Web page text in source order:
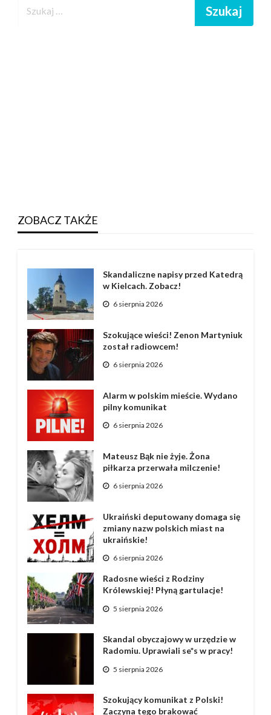
ZOBACZ TAKŻE
Skandaliczne napisy przed Katedrą
w Kielcach. Zobacz!
6 sierpnia 2026
Szokujące wieści! Zenon Martyniuk
został radiowcem!
6 sierpnia 2026
Alarm w polskim mieście. Wydano
pilny komunikat
6 sierpnia 2026
Mateusz Bąk nie żyje. Żona
piłkarza przerwała milczenie!
6 sierpnia 2026
Ukraiński deputowany domaga się
zmiany nazw polskich miast na
ukraińskie!
6 sierpnia 2026
Radosne wieści z Rodziny
Królewskiej! Płyną gartulacje!
5 sierpnia 2026
Skandal obyczajowy w urzędzie w
Radomiu. Uprawiali se*s w pracy!
5 sierpnia 2026
Szokujący komunikat z Polski!
Zaczyna tego brakować